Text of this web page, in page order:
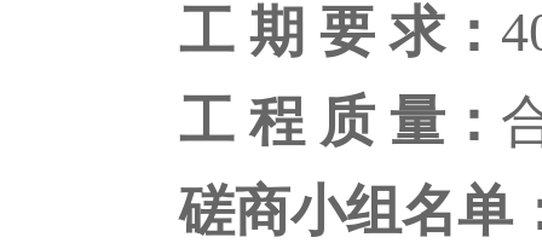
工 期 要 求：
工 程 质 量：
磋商小组名单